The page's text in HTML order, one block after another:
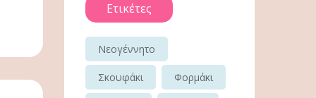
Ετικέτες
Νεογέννητο
Σκουφάκι Φορμάκι